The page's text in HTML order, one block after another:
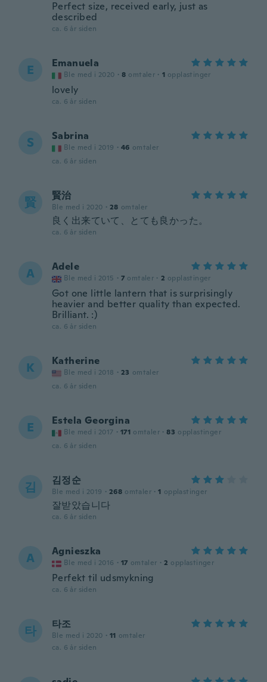
Perfect size, received early, just as
described
ca. 6 år siden
E Emanuela
Ble med i 2020 · 8 omtaler · 1 opplastinger
lovely
ca. 6 år siden
S Sabrina
Ble med i 2019 · 46 omtaler
ca. 6 år siden
賢 賢治
Ble med i 2020 · 28 omtaler
良く出来ていて、とても良かった。
ca. 6 år siden
A Adele
Ble med i 2015 · 7 omtaler · 2 opplastinger
Got one little lantern that is surprisingly
heavier and better quality than expected.
Brilliant. :)
ca. 6 år siden
K Katherine
Ble med i 2018 · 23 omtaler
ca. 6 år siden
E Estela Georgina
Ble med i 2017 · 171 omtaler · 83 opplastinger
ca. 6 år siden
김 김정순
Ble med i 2019 · 268 omtaler · 1 opplastinger
잘받았습니다
ca. 6 år siden
A Agnieszka
Ble med i 2016 · 17 omtaler · 2 opplastinger
Perfekt til udsmykning
ca. 6 år siden
타 타조
Ble med i 2020 · 11 omtaler
ca. 6 år siden